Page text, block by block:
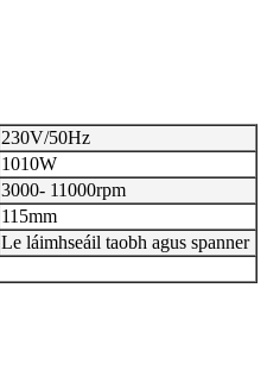
230V/50Hz
1010W
3000- 11000rpm
115mm
Le láimhseáil taobh agus spanner